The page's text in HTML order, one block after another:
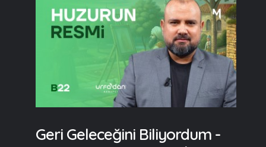
Geri Geleceğini Biliyordum -